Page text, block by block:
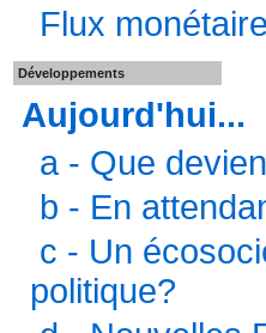
Flux monétaire
Développements
Aujourd'hui...
a - Que
b - En
c - Un
politique?